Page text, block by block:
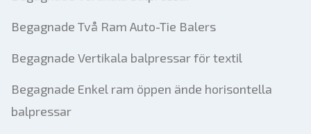
Begagnade Två Ram Auto-Tie Balers
Begagnade Vertikala balpressar för textil
Begagnade Enkel ram öppen ände horisontella
balpressar